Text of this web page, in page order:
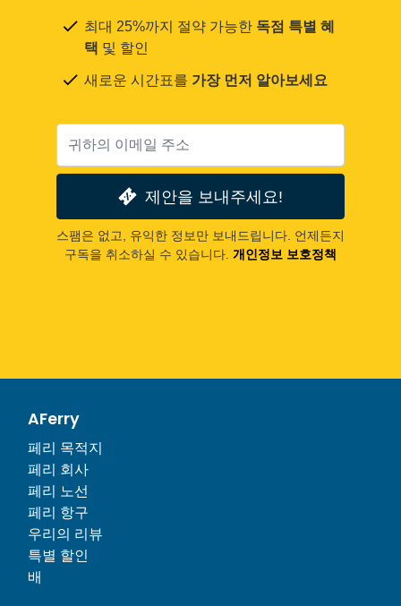
최대 25%까지 절약 가능한 독점 특별 혜
택 및 할인
새로운 시간표를 가장 먼저 알아보세요
제안을 보내주세요!
스팸은 없고, 유익한 정보만 보내드립니다. 언제든지
구독을 취소하실 수 있습니다. 개인정보 보호정책
AFerry
페리 목적지
페리 회사
페리 노선
페리 항구
우리의 리뷰
특별 할인
배